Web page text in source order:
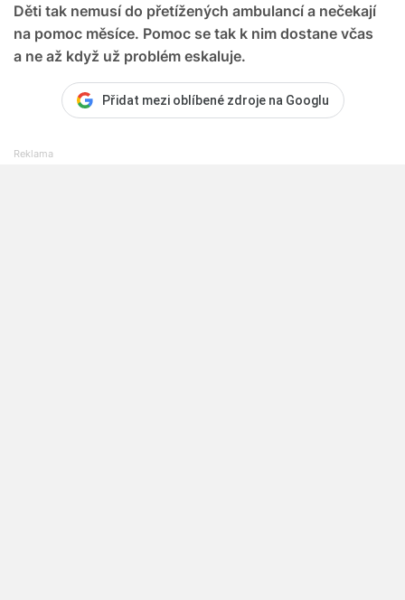
Děti tak nemusí do přetížených ambulancí a nečekají
na pomoc měsíce. Pomoc se tak k nim dostane včas
a ne až když už problém eskaluje.
Přidat mezi oblíbené zdroje na Googlu